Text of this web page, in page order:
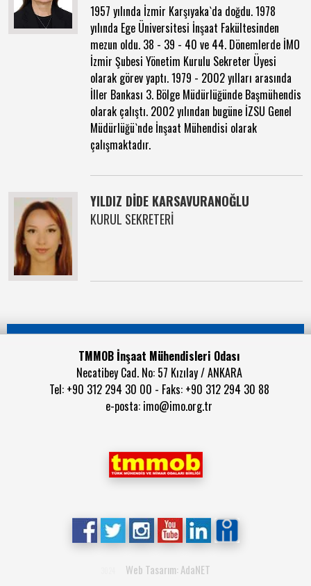
1957 yılında İzmir Karşıyaka`da doğdu. 1978
yılında Ege Üniversitesi İnşaat Fakültesinden
mezun oldu. 38 - 39 - 40 ve 44. Dönemlerde İMO
İzmir Şubesi Yönetim Kurulu Sekreter Üyesi
olarak görev yaptı. 1979 - 2002 yılları arasında
İller Bankası 3. Bölge Müdürlüğünde Başmühendis
olarak çalıştı. 2002 yılından bugüne İZSU Genel
Müdürlüğü`nde İnşaat Mühendisi olarak
çalışmaktadır.
YILDIZ DİDE KARSAVURANOĞLU
KURUL SEKRETERİ
TMMOB İnşaat Mühendisleri Odası
Necatibey Cad. No: 57 Kızılay / ANKARA
Tel: +90 312 294 30 00 - Faks: +90 312 294 30 88
e-posta: imo@imo.org.tr
Web Tasarım: AdaNET